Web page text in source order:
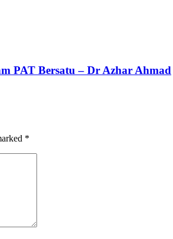
PAT Bersatu – Dr Azhar Ahmad
*